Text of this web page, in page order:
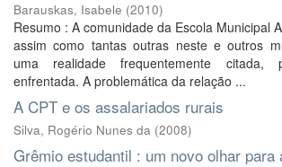
Barauskas, Isabele (2010)
Resumo : A comunidade da Escola Municipal
assim como tantas outras neste e outros
uma realidade frequentemente citada,
enfrentada. A problemática da relação ...
A CPT e os assalariados rurais
Silva, Rogério Nunes da (2008)
Grêmio estudantil : um novo olhar para